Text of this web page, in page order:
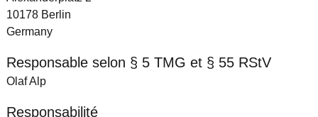
10178 Berlin
Germany
Responsable selon § 5 TMG et § 55 RStV
Olaf Alp
Responsabilité